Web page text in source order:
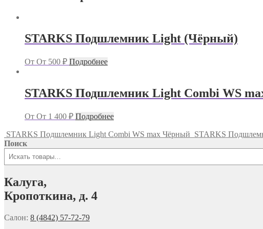
STARKS Подшлемник Light (Чёрный)
От От 500 ₽ Подробнее
STARKS Подшлемник Light Combi WS
От От 1 400 ₽ Подробнее
STARKS Подшлемник Light Combi WS max Чёрный STARKS
Поиск
Калуга,
Кропоткина, д. 4
Салон: 8 (4842) 57-72-79